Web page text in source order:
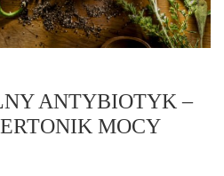
ANTYBIOTYK –
MOCY